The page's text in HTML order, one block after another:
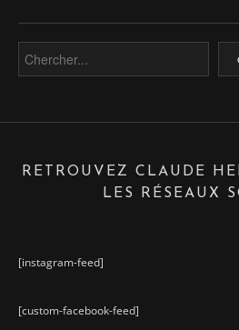
RETROUVEZ CLAUDE
LES RÉSEAUX
[instagram-feed]
[custom-facebook-feed]